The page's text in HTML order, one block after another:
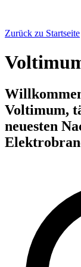
Zurück zu Startseite
Voltimum,
neuesten